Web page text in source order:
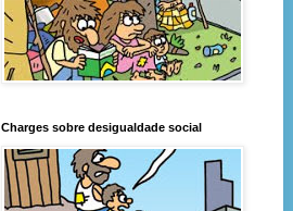
Charges sobre desigualdade social